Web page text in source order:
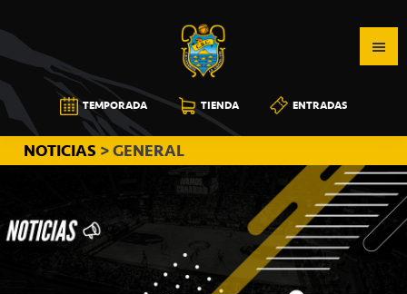
a
la
navegación
principal
al
contenido
principal
a
la
barra
lateral
principal
CB
CANARIAS
TEMPORADA TIENDA ENTRADAS
NOTICIAS > GENERAL